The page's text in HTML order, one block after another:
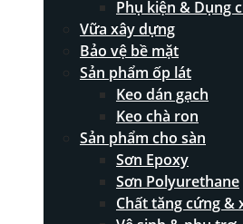
Phụ kiện & Dụng
Vữa xây dựng
Bảo vệ bề mặt
Sản phẩm ốp lát
Keo dán gạch
Keo chà ron
Sản phẩm cho sàn
Sơn Epoxy
Sơn Polyurethane
Chất tăng cứng &